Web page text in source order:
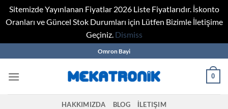
Sitemizde Yayınlanan Fiyatlar 2026 Liste Fiyatlarıdır. İskonto
Oranları ve Güncel Stok Durumları için Lütfen Bizimle İletişime
Geçiniz. Dismiss
to
content
Omron Bayi
0
HAKKIMIZDA BLOG İLETIŞIM